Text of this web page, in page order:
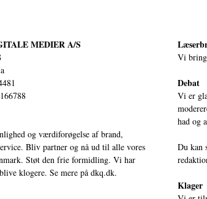
MEDIER A/S
og værdiforøgelse af brand,
Bliv partner og nå ud til alle vores
Støt den frie formidling. Vi har
klogere. Se mere på dkq.dk.
Vi
Debat
Vi er
had og
Du kan
Klager